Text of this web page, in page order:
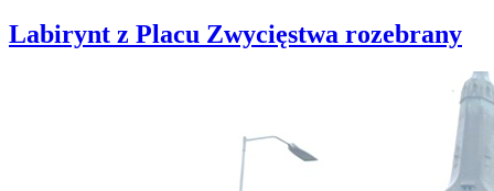
Labirynt z Placu Zwycięstwa rozebrany